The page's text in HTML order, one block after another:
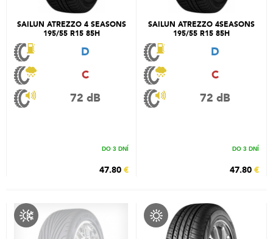
SAILUN ATREZZO 4 SEASONS
195/55 R15 85H
D
C
72 dB
DO 3 DNÍ
47.80 €
SAILUN ATREZZO 4SEASONS
195/55 R15 85H
D
C
72 dB
DO 3 DNÍ
47.80 €